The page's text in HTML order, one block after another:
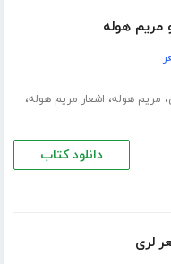
مریم هوله
، مریم هوله، اشعار مریم هوله،
دانلود کتاب
لری